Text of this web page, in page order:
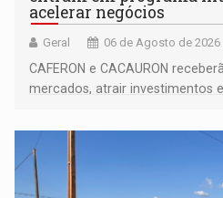
acelerar negócios
Geral 06 de Agosto de 2026
CAFERON e CACAURON
mercados, atrair investimentos